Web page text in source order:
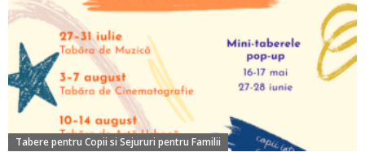
Tabere pentru Copii si Sejururi pentru Familii